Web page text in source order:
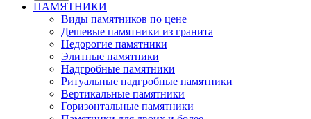
ПАМЯТНИКИ
Виды памятников по цене
Дешевые памятники из гранита
Недорогие памятники
Элитные памятники
Надгробные памятники
Ритуальные надгробные памятники
Вертикальные памятники
Горизонтальные памятники